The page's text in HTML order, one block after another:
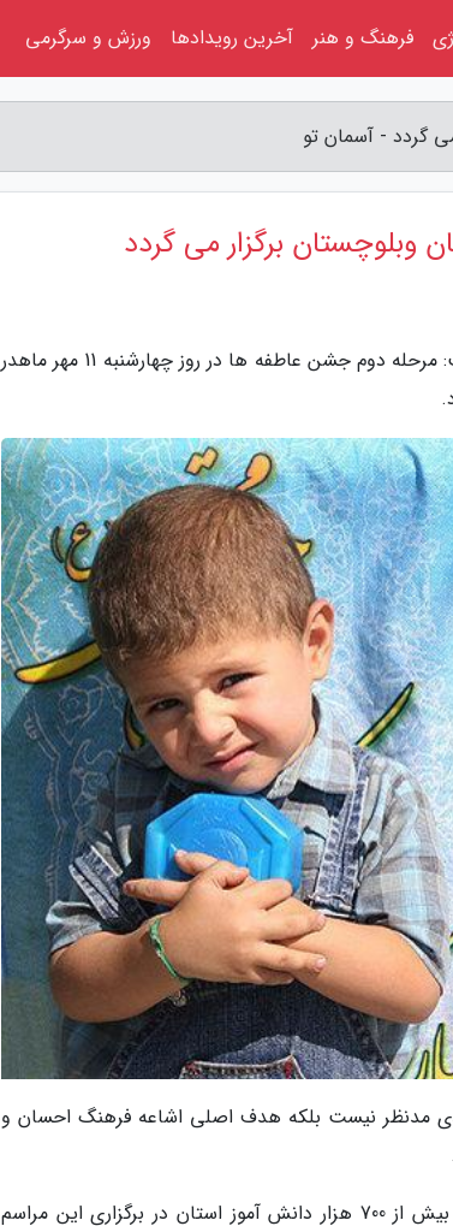
به گزارش آسمان تو، علیرضا نخعی در گفت و گو با خبرنگاران، گفت: مرحله دوم جشن عاطفه ها در روز چهارشنبه 11 مهر ماهدر
مدنظر نیست بلکه هدف اصلی اشاعه فرهنگ احسان و
مدیرکل آموزش و پرورش سیستان و بلوچستان با اشاره به اینکه بیش از 700 هزار دانش آموز استان در برگزاری این مراسم
فرهنگ و هنر آخرین رویدادها ورزش و سرگرمی